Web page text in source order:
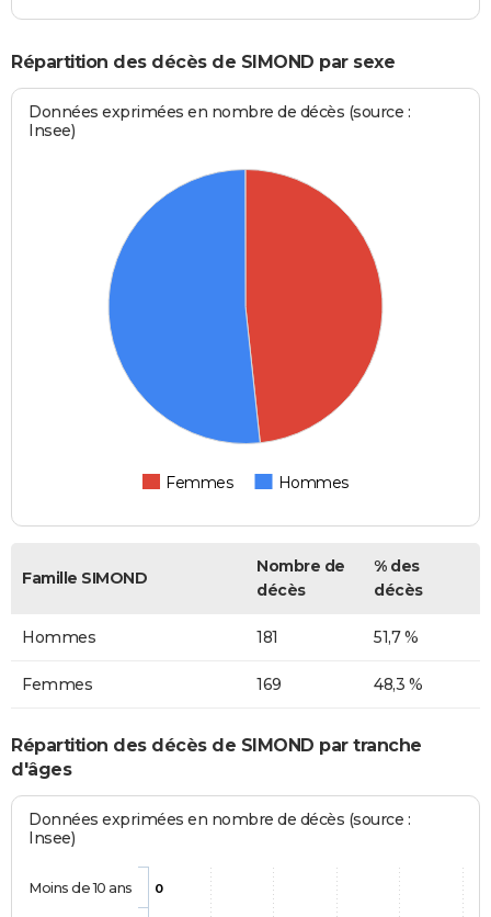
Répartition des décès de SIMOND par sexe
Données exprimées en nombre de décès (source :
Insee)
Femmes Hommes
Famille SIMOND
Nombre de
décès
% des
décès
Hommes 181 51,7 %
Femmes 169 48,3 %
Répartition des décès de SIMOND par tranche
d'âges
Données exprimées en nombre de décès (source :
Insee)
0
Moins de 10 ans